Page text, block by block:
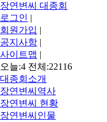
장연변씨 대종회
로그인 |
회원가입 |
공지사항 |
사이트맵 |
오늘:4 전체:22116
대종회소개
장연변씨역사
장연변씨 현황
장연변씨인물